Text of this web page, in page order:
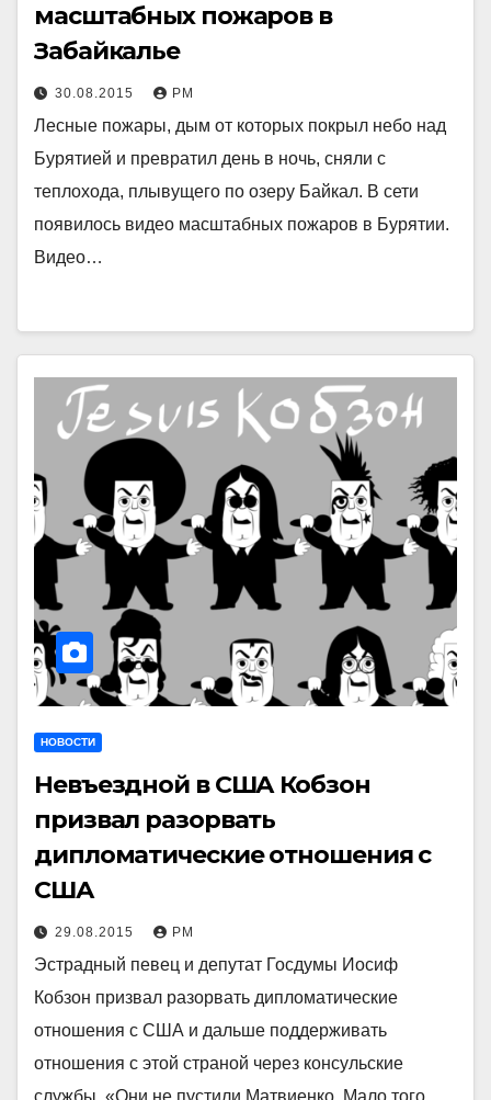
масштабных пожаров в
Забайкалье
30.08.2015 РМ
Лесные пожары, дым от которых покрыл небо над
Бурятией и превратил день в ночь, сняли с
теплохода, плывущего по озеру Байкал. В сети
появилось видео масштабных пожаров в Бурятии.
Видео…
НОВОСТИ
Невъездной в США Кобзон
призвал разорвать
дипломатические отношения с
США
29.08.2015 РМ
Эстрадный певец и депутат Госдумы Иосиф
Кобзон призвал разорвать дипломатические
отношения с США и дальше поддерживать
отношения с этой страной через консульские
службы. «Они не пустили Матвиенко. Мало того,